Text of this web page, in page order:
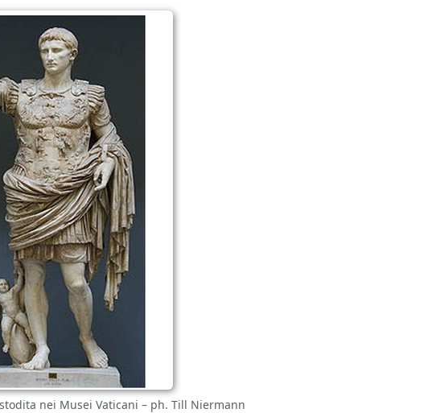
nei Musei Vaticani – ph. Till Niermann